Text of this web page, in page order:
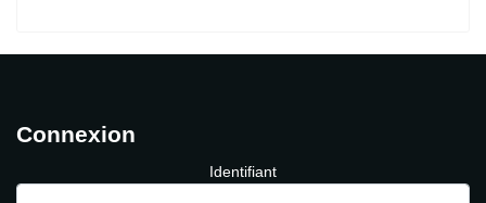
Connexion
Identifiant